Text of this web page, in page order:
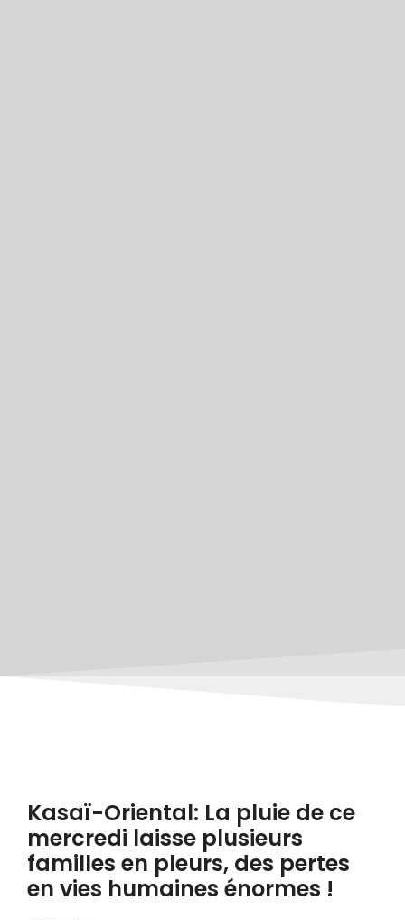
Kasaï-Oriental: La pluie de ce
mercredi laisse plusieurs
familles en pleurs, des pertes
en vies humaines énormes !